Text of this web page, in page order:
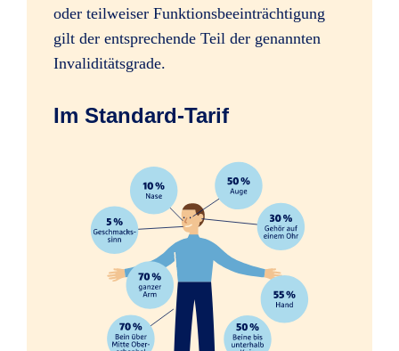
Sofortleistung bei schweren
Verletzungen, z.B. Amputation einer
ab 35 %
Psychologische Beratung nach
schweren Unfällen
oder teilweiser Funktionsbeeinträchtigung
gilt der entsprechende Teil der genannten
Invaliditätsgrade.
Im Standard-Tarif